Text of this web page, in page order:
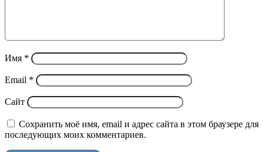
Имя *
Email *
Сайт
Сохранить моё имя, email и адрес сайта в этом браузере для
последующих моих комментариев.